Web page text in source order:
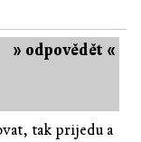
» odpovědět «
tak prijedu a